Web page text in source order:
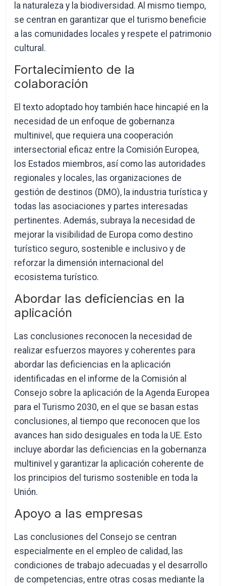
la naturaleza y la biodiversidad. Al mismo tiempo,
se centran en garantizar que el turismo beneficie
a las comunidades locales y respete el patrimonio
cultural.
Fortalecimiento de la
colaboración
El texto adoptado hoy también hace hincapié en la
necesidad de un enfoque de gobernanza
multinivel, que requiera una cooperación
intersectorial eficaz entre la Comisión Europea,
los Estados miembros, así como las autoridades
regionales y locales, las organizaciones de
gestión de destinos (DMO), la industria turística y
todas las asociaciones y partes interesadas
pertinentes. Además, subraya la necesidad de
mejorar la visibilidad de Europa como destino
turístico seguro, sostenible e inclusivo y de
reforzar la dimensión internacional del
ecosistema turístico.
Abordar las deficiencias en la
aplicación
Las conclusiones reconocen la necesidad de
realizar esfuerzos mayores y coherentes para
abordar las deficiencias en la aplicación
identificadas en el informe de la Comisión al
Consejo sobre la aplicación de la Agenda Europea
para el Turismo 2030, en el que se basan estas
conclusiones, al tiempo que reconocen que los
avances han sido desiguales en toda la UE. Esto
incluye abordar las deficiencias en la gobernanza
multinivel y garantizar la aplicación coherente de
los principios del turismo sostenible en toda la
Unión.
Apoyo a las empresas
Las conclusiones del Consejo se centran
especialmente en el empleo de calidad, las
condiciones de trabajo adecuadas y el desarrollo
de competencias, entre otras cosas mediante la